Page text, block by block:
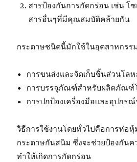
สารป้องกันการกัดกร่อน เช่น โ
สารอื่นๆที่มีคุณสมบัติคล้ายกัน
กระดาษชนิดนี้มักใช้ในอุตสาหกรร
การขนส่งและจัดเก็บชิ้นส่วนโลห
การบรรจุภัณฑ์สำหรับผลิตภัณฑ์
การปกป้องเครื่องมือและอุปกรณ์
วิธีการใช้งานโดยทั่วไปคือการห่อ
กระดาษกันสนิม ซึ่งจะช่วยป้องกัน
ทำให้เกิดการกัดกร่อน